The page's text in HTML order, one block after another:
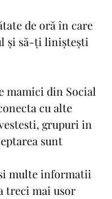
de oră în care
și să-ți liniștești
mamici din Social
cu alte
grupuri in
sunt
multe informatii
treci mai usor